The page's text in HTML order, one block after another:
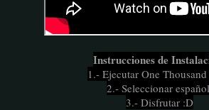
Instrucciones de
1.- Ejecutar One
2.- Seleccionar
3.- Disfrutar :D